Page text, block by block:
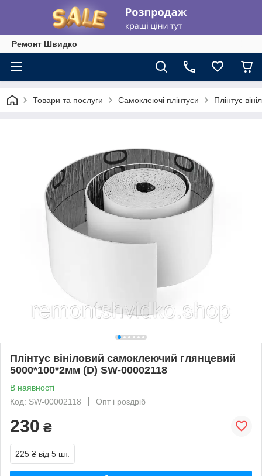
Ремонт Швидко
Товари та послуги Самоклеючі плінтуси Плінтус
Плінтус вініловий самоклеючий глянцевий
5000*100*2мм (D) SW-00002118
В наявності
Код: SW-00002118
Опт і роздріб
230 ₴
225 ₴ від 5 шт.